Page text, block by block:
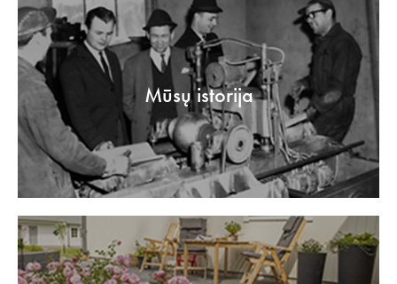
Mūsų istorija